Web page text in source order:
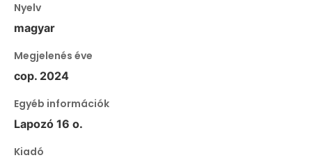
Nyelv
magyar
Megjelenés éve
cop. 2024
Egyéb információk
Lapozó 16 o.
Kiadó